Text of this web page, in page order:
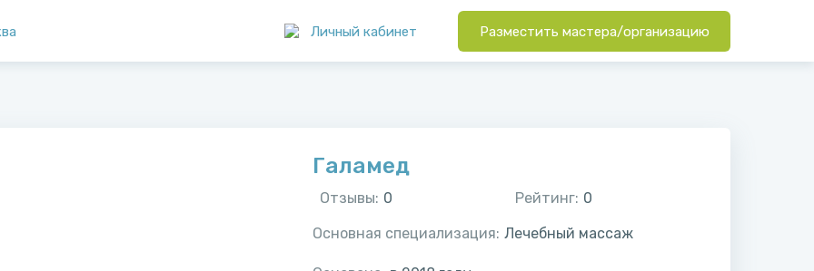
Личный кабинет Разместить мастера/организацию
Галамед
Отзывы: 0 Рейтинг: 0
Основная специализация: Лечебный массаж